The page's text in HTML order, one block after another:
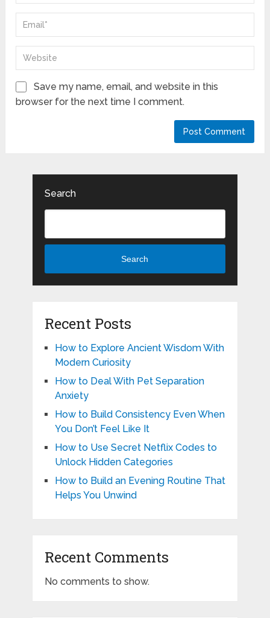
Save my name, email, and website in this
browser for the next time I comment.
Search
Search
Recent Posts
How to Explore Ancient Wisdom With
Modern Curiosity
How to Deal With Pet Separation
Anxiety
How to Build Consistency Even When
You Don’t Feel Like It
How to Use Secret Netflix Codes to
Unlock Hidden Categories
How to Build an Evening Routine That
Helps You Unwind
Recent Comments
No comments to show.